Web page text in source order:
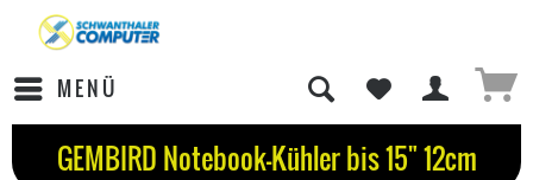
MENÜ
GEMBIRD Notebook-Kühler bis 15" 12cm